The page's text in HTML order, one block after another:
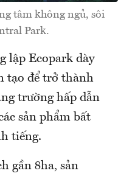
tâm không ngủ, sôi
Park.
lập Ecopark dày
tạo để trở thành
trường hấp dẫn
sản phẩm bất
tiếng.
gần 8ha, sản